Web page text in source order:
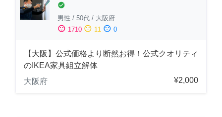
check_circle
男性 / 50代 / 大阪府
sentiment_satisfied 1710 sentiment_neutral 11 sentiment_dissatisfied 0
【大阪】公式価格より断然お得！公式クオリティ
のIKEA家具組立解体
大阪府
¥2,000